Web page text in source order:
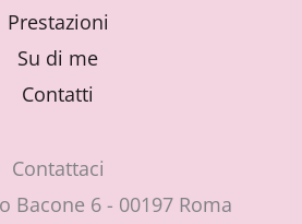
Prestazioni
Su di me
Contatti
Contattaci
Bacone 6 - 00197 Roma